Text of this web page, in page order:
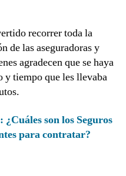
recorrer toda la
de las aseguradoras y
agradecen que se haya
y tiempo que les llevaba
son los Seguros
para contratar?